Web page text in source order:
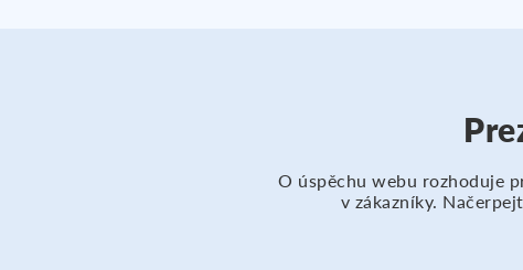
O úspěchu webu rozhoduje
v zákazníky.